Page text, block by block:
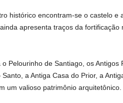
histórico encontram-se o castelo
apresenta traços da
Pelourinho de Santiago, os
Santo, a Antiga Casa do Prior, a
um valioso patrimônio arquitetônico.